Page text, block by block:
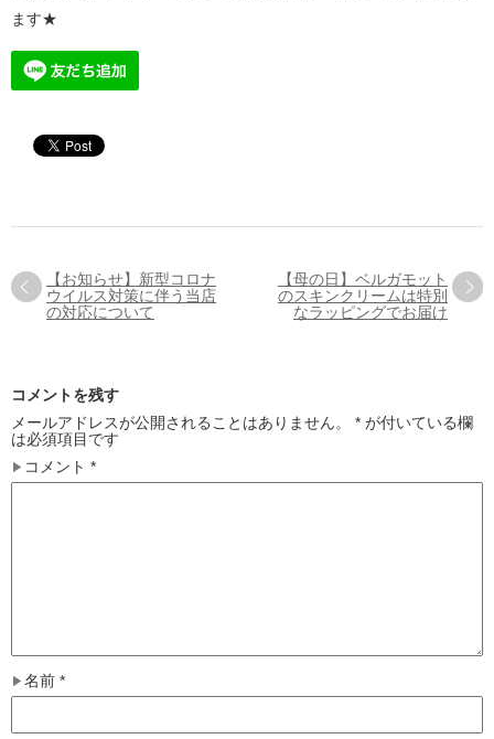
ます★
【お知らせ】新型コロナ
ウイルス対策に伴う当店
の対応について
【母の日】ベルガモット
のスキンクリームは特別
なラッピングでお届け
コメントを残す
メールアドレスが公開されることはありません。
* が付いている欄
は必須項目です
コメント *
名前 *